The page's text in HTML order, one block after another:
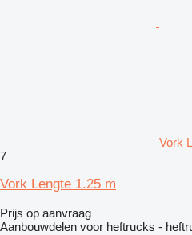
Vork
7
Vork Lengte 1.25 m
Prijs op aanvraag
Aanbouwdelen voor heftrucks -